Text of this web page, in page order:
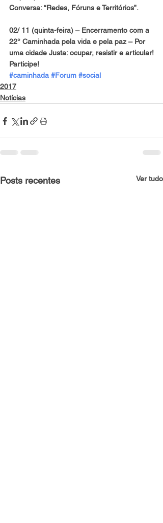
Conversa: “Redes, Fóruns e Territórios”.
02/ 11 (quinta-feira) – Encerramento com a
22° Caminhada pela vida e pela paz – Por
uma cidade Justa: ocupar, resistir e articular!
Participe!
#caminhada #Forum #social
2017
Notícias
Posts recentes Ver tudo